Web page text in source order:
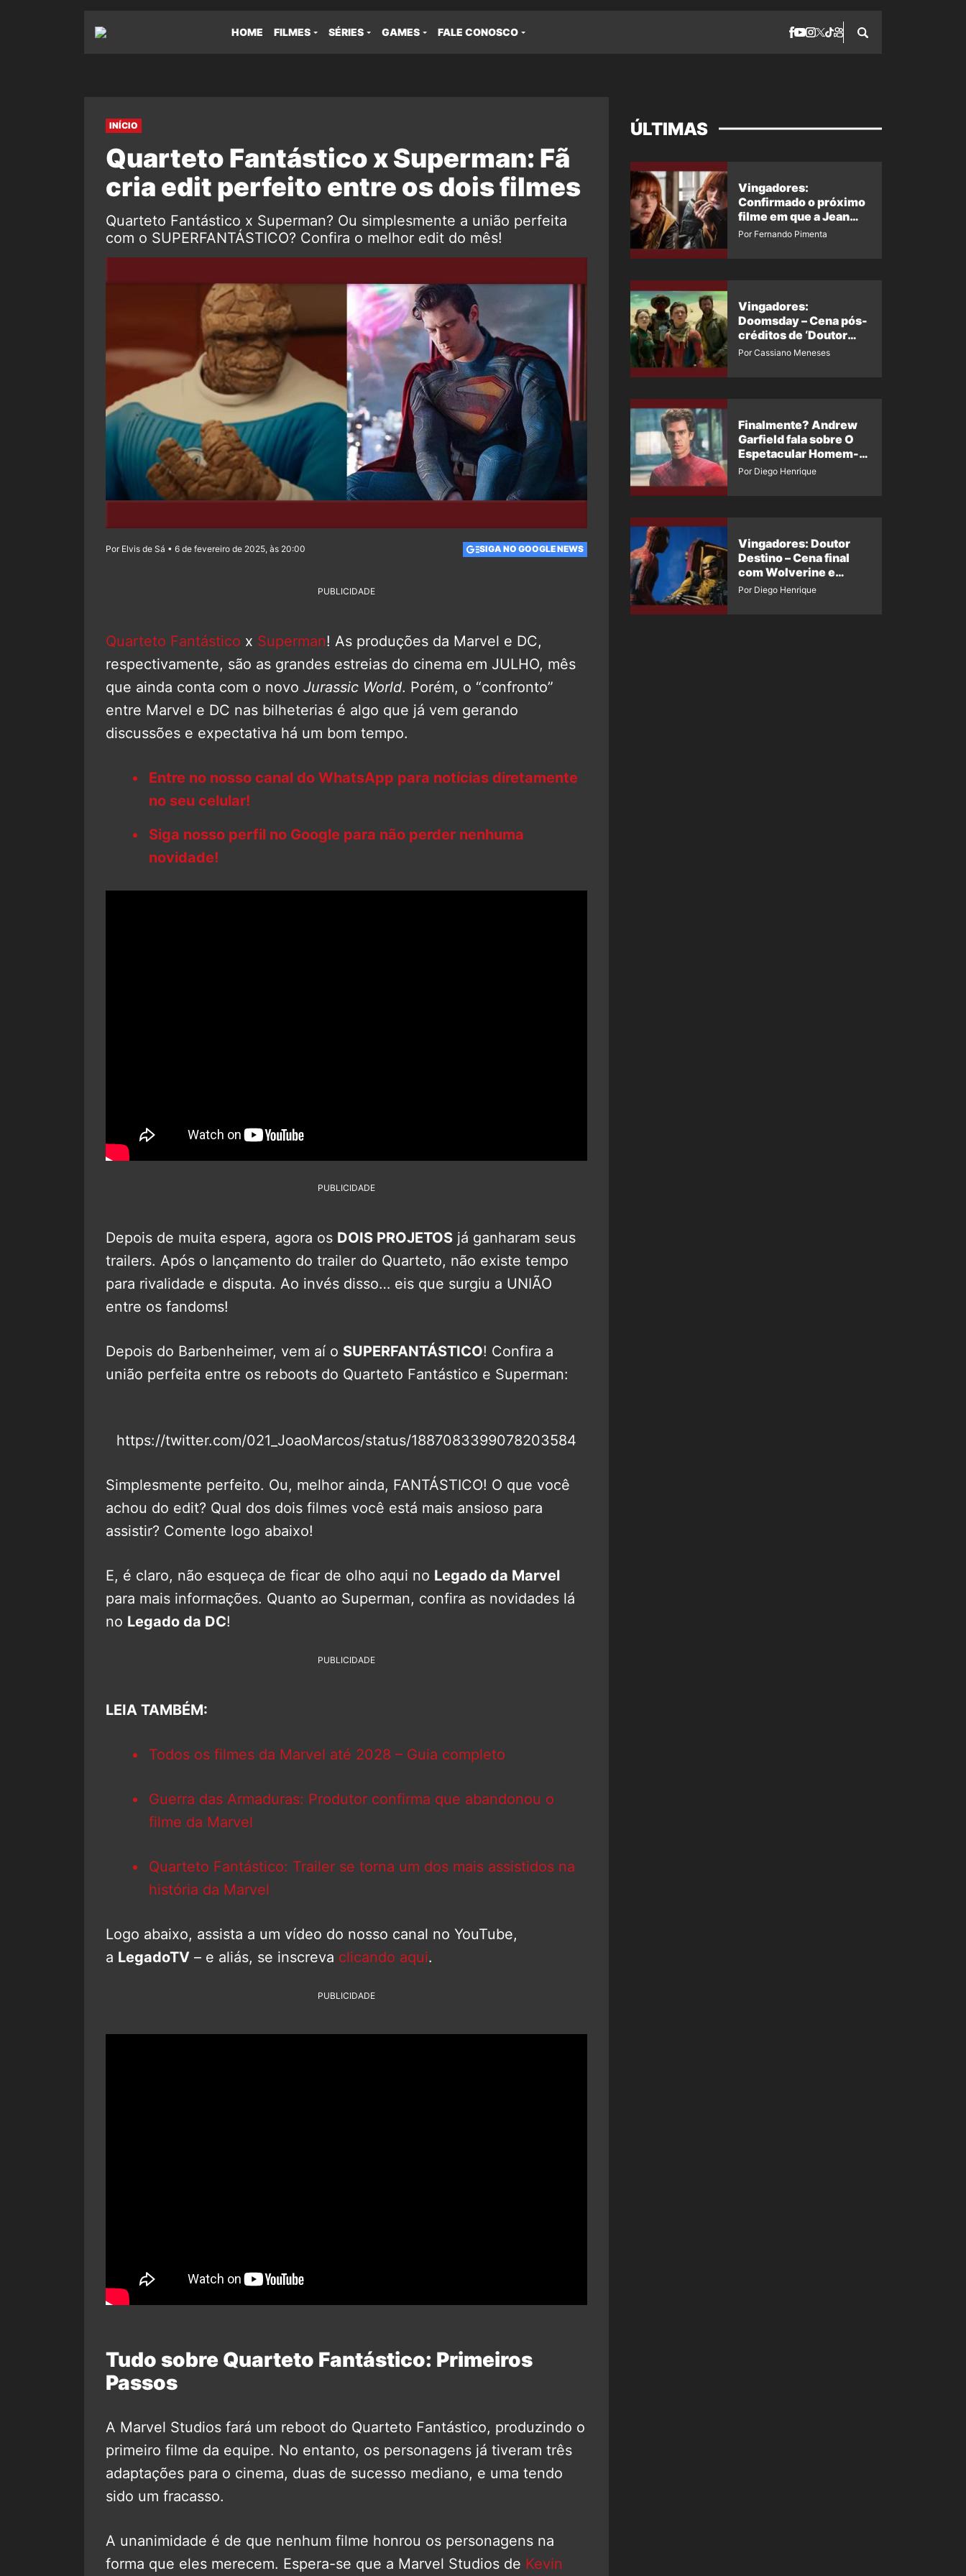
HOME FILMES SÉRIES GAMES FALE CONOSCO
INÍCIO
Quarteto Fantástico x Superman: Fã
cria edit perfeito entre os dois filmes
Quarteto Fantástico x Superman? Ou simplesmente a união perfeita
com o SUPERFANTÁSTICO? Confira o melhor edit do mês!
Por Elvis de Sá • 6 de fevereiro de 2025, às 20:00 SIGA NO GOOGLE NEWS
PUBLICIDADE
Quarteto Fantástico x Superman! As produções da Marvel e DC,
respectivamente, são as grandes estreias do cinema em JULHO, mês
que ainda conta com o novo Jurassic World. Porém, o “confronto”
entre Marvel e DC nas bilheterias é algo que já vem gerando
discussões e expectativa há um bom tempo.
Entre no nosso canal do WhatsApp para notícias diretamente
no seu celular!
Siga nosso perfil no Google para não perder nenhuma
novidade!
PUBLICIDADE
Depois de muita espera, agora os DOIS PROJETOS já ganharam seus
trailers. Após o lançamento do trailer do Quarteto, não existe tempo
para rivalidade e disputa. Ao invés disso… eis que surgiu a UNIÃO
entre os fandoms!
Depois do Barbenheimer, vem aí o SUPERFANTÁSTICO! Confira a
união perfeita entre os reboots do Quarteto Fantástico e Superman:
https://twitter.com/021_JoaoMarcos/status/1887083399078203584
Simplesmente perfeito. Ou, melhor ainda, FANTÁSTICO! O que você
achou do edit? Qual dos dois filmes você está mais ansioso para
assistir? Comente logo abaixo!
E, é claro, não esqueça de ficar de olho aqui no Legado da Marvel
para mais informações. Quanto ao Superman, confira as novidades lá
no Legado da DC!
PUBLICIDADE
LEIA TAMBÉM:
Todos os filmes da Marvel até 2028 – Guia completo
Guerra das Armaduras: Produtor confirma que abandonou o
filme da Marvel
Quarteto Fantástico: Trailer se torna um dos mais assistidos na
história da Marvel
Logo abaixo, assista a um vídeo do nosso canal no YouTube,
a LegadoTV – e aliás, se inscreva clicando aqui.
PUBLICIDADE
Tudo sobre Quarteto Fantástico: Primeiros
Passos
A Marvel Studios fará um reboot do Quarteto Fantástico, produzindo o
primeiro filme da equipe. No entanto, os personagens já tiveram três
adaptações para o cinema, duas de sucesso mediano, e uma tendo
sido um fracasso.
A unanimidade é de que nenhum filme honrou os personagens na
forma que eles merecem. Espera-se que a Marvel Studios de Kevin
ÚLTIMAS
Vingadores:
Confirmado o próximo
filme em que a Jean
Grey irá aparecer
Por Fernando Pimenta
Vingadores:
Doomsday – Cena pós-
créditos de ‘Doutor
Destino’ é revelada
Por Cassiano Meneses
Finalmente? Andrew
Garfield fala sobre O
Espetacular Homem-
Aranha 3
Por Diego Henrique
Vingadores: Doutor
Destino – Cena final
com Wolverine e
Homem-Aranha de
Por Diego Henrique